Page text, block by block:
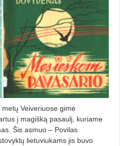
Veiveriuose gimė
į magišką pasaulį, kuriame
Šis asmuo – Povilas
lietuviukams jis buvo